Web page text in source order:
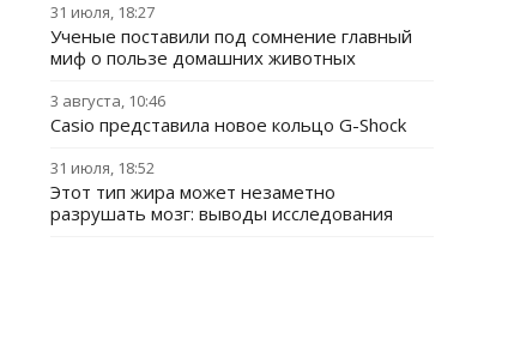
31 июля, 18:27
Ученые поставили под сомнение главный
миф о пользе домашних животных
3 августа, 10:46
Casio представила новое кольцо G-Shock
31 июля, 18:52
Этот тип жира может незаметно
разрушать мозг: выводы исследования